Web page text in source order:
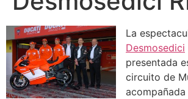
La
Desmosedici
presentada
circuito de